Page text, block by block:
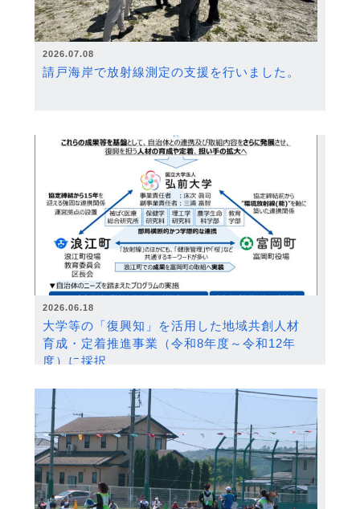
2026.07.08
請戸海岸で放射線測定の支援を行いました。
2026.06.18
大学等の「復興知」を活用した地域共創人材
育成・定着推進事業（令和8年度～令和12年
度）に採択